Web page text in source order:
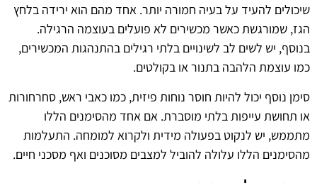
שיכולים להעיד על בעיה חמורה יותר. אחד מהם הוא ירידה בלחץ
הגז, שמורגשת כאשר מכשירים לא פועלים בעוצמה הרגילה.
בנוסף, יש לשים לב לשינויים בלתי רגילים בהתנהגות המכשירים,
כמו עוצמת הלהבה בתנור או בקולטים.
סימן נוסף יכול להיות חוסר נוחות פיזית, כמו כאבי ראש, סחרחורות
או תחושת עייפות בלתי מוסברת. אם אחד מהסימנים הללו
מתממש, יש לנקוט בפעולה מידית ולקרוא למומחה. התעלמות
מהסימנים הללו עלולה להוביל למצבים מסוכנים ואף מסכני חיים.